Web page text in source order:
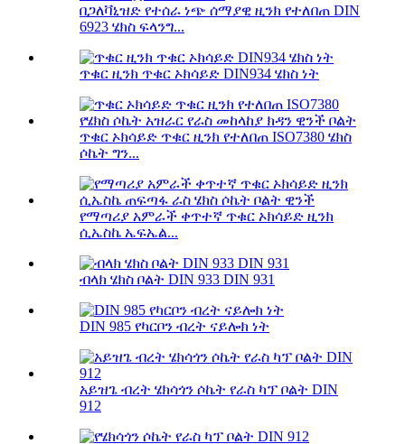
በጋለቫኒዝድ የተሰራ ነጭ ሰማያዊ ዚንክ የተለበጠ DIN
6923 ሄክስ ፍላንግ...
ጥቁር ዚንክ ጥቁር ኦክሳይድ DIN934 ሄክስ ነት
ጥቁር ኦክሳይድ ጥቁር ዚንክ የተለበጠ ISO7380 ሄክስ
ሶኬት ግን...
የማጣሪያ አምራች ቀጥተኛ ጥቁር ኦክሳይድ ዚንክ
ሲኤስኬ ኤፍኤል...
ብላክ ሄክስ ቦልት DIN 933 DIN 931
DIN 985 የካርቦን ብረት ናይሎክ ነት
አይዝጌ ብረት ሄክሳጎን ሶኬት የራስ ካፕ ቦልት DIN
912